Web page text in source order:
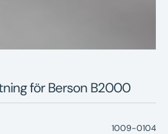
för Berson B2000
1009-0104